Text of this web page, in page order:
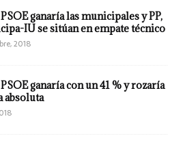
ganaría las municipales y PP,
IU se sitúan en empate técnico
2018
ganaría con un 41 % y rozaría
absoluta